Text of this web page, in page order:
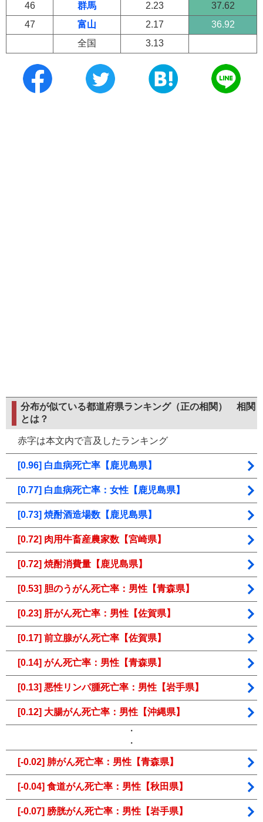
46
群馬 2.23
37.62
47
富山 2.17
36.92
全国
3.13
分布が似ている都道府県ランキング（正の相関） 相関
とは？
赤字は本文内で言及したランキング
[0.96] 白血病死亡率【鹿児島県】
[0.77] 白血病死亡率：女性【鹿児島県】
[0.73] 焼酎酒造場数【鹿児島県】
[0.72] 肉用牛畜産農家数【宮崎県】
[0.72] 焼酎消費量【鹿児島県】
[0.53] 胆のうがん死亡率：男性【青森県】
[0.23] 肝がん死亡率：男性【佐賀県】
[0.17] 前立腺がん死亡率【佐賀県】
[0.14] がん死亡率：男性【青森県】
[0.13] 悪性リンパ腫死亡率：男性【岩手県】
[0.12] 大腸がん死亡率：男性【沖縄県】
・
・
[-0.02] 肺がん死亡率：男性【青森県】
[-0.04] 食道がん死亡率：男性【秋田県】
[-0.07] 膀胱がん死亡率：男性【岩手県】